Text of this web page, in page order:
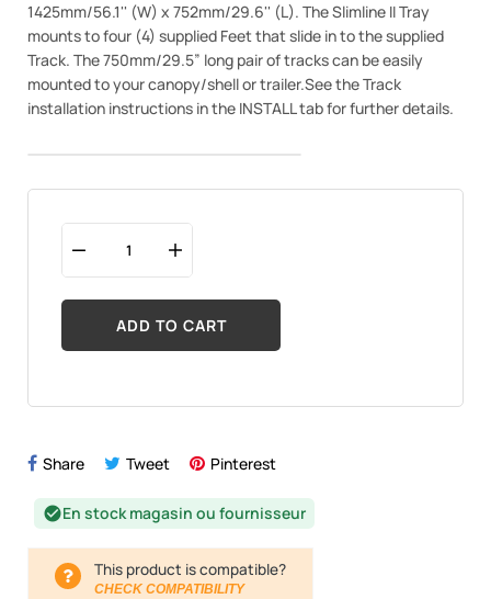
1425mm/56.1'' (W) x 752mm/29.6'' (L). The Slimline II Tray
mounts to four (4) supplied Feet that slide in to the supplied
Track. The 750mm/29.5” long pair of tracks can be easily
mounted to your canopy/shell or trailer.See the Track
installation instructions in the INSTALL tab for further details.
ADD TO CART
Share Tweet Pinterest
check_circleEn stock magasin ou fournisseur
This product is compatible?
CHECK COMPATIBILITY